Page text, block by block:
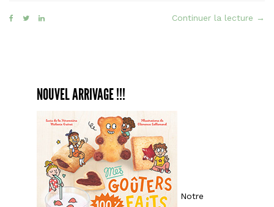
Continuer la lecture «
→
NOUVEL ARRIVAGE !!!
Notre